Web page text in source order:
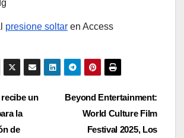
presione soltar en Access
Beyond Entertainment:
World Culture Film
Festival 2025, Los
un
la
de